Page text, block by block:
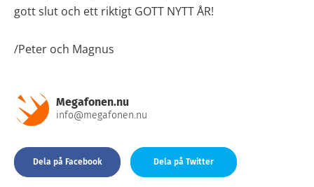
gott slut och ett riktigt GOTT NYTT ÅR!
/Peter och Magnus
Megafonen.nu
info@megafonen.nu
Dela på Facebook Dela på Twitter